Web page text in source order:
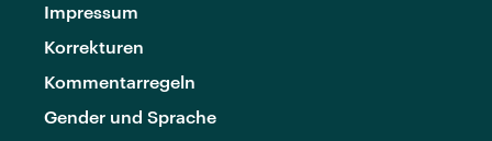
Impressum
Korrekturen
Kommentarregeln
Gender und Sprache